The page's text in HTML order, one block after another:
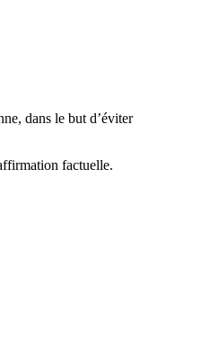
dans le but d’éviter
factuelle.